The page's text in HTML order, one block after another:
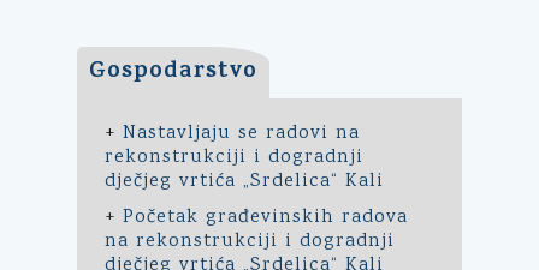
Gospodarstvo
+ Nastavljaju se radovi na
rekonstrukciji i dogradnji
dječjeg vrtića „Srdelica“ Kali
+ Početak građevinskih radova
na rekonstrukciji i dogradnji